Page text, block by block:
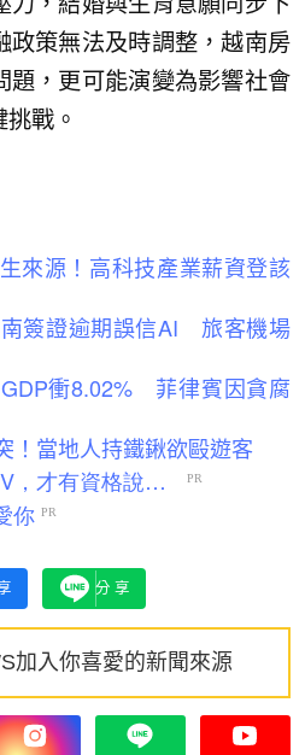
政策無法及時調整，越南房
題，更可能演變為影響社會
戰。
來源！高科技產業薪資登該
簽證逾期誤信AI 旅客機場
衝8.02% 菲律賓因貪腐
！當地人持鐵鍬欲毆遊客
分享
加入你喜愛的新聞來源